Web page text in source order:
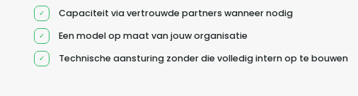
Capaciteit via vertrouwde partners wanneer nodig
Een model op maat van jouw organisatie
Technische aansturing zonder die volledig intern op te bouwen